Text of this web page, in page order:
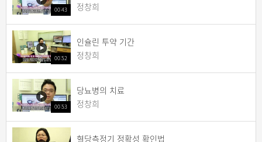
00:43
정창희
00:52
인슐린 투약 기간
정창희
00:53
당뇨병의 치료
정창희
혈당측정기 정확성 확인법